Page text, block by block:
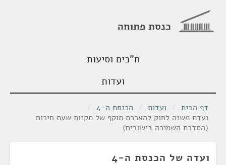
כנסת פתוחה
ח"כים וסיעות
ועדות
דף הבית / ועדות / הכנסת ה-4
/
ועדת משנה לחוק להארכת תוקף של תקנות שעת חירום
(הסדרת השמירה בישובים)
ועדה של הכנסת ה-4